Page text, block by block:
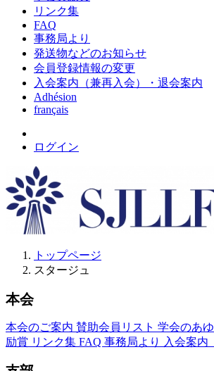
リンク集
FAQ
事務局より
発送物などのお知らせ
会員登録情報の変更
入会案内（兼再入会）・退会案内
Adhésion
français
ログイン
トップページ
スタージュ
本会
本会のご案内 賛助会員リスト 学会のあ
励賞 リンク集 FAQ 事務局より 入会案内